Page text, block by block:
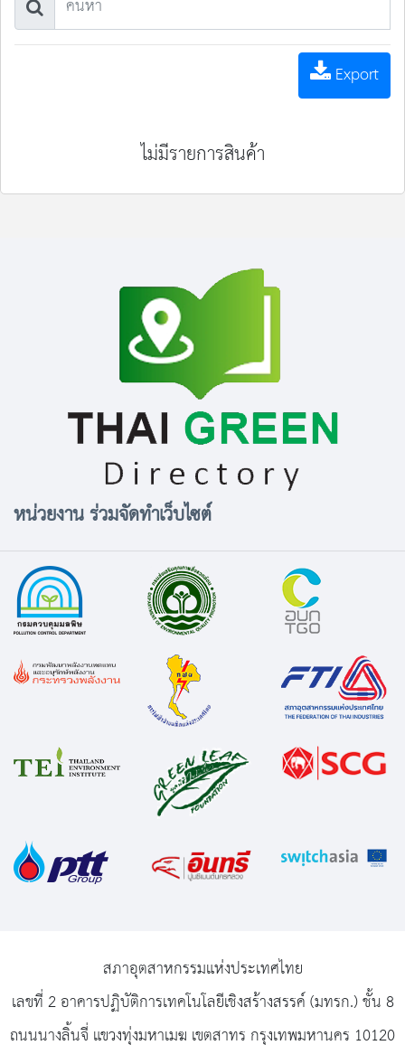
Export
ไม่มีรายการสินค้า
หน่วยงาน ร่วมจัดทำเว็บไซต์
สภาอุตสาหกรรมแห่งประเทศไทย
เลขที่ 2 อาคารปฏิบัติการเทคโนโลยีเชิงสร้างสรรค์ (มทรก.) ชั้น 8
ถนนนางลิ้นจี่ แขวงทุ่งมหาเมฆ เขตสาทร กรุงเทพมหานคร 10120